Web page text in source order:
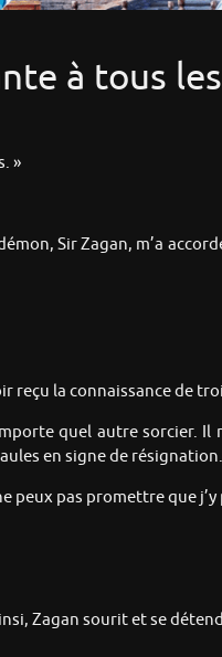
à tous
»
Sir Zagan, m’a
reçu la connaissance de
quel autre sorcier.
en signe de résignation.
peux pas promettre que
Zagan sourit et se